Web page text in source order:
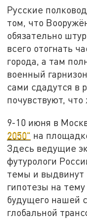
Русские
том, что
обязательно
всего отогнать
города, а там
военный
сами сдадутся в
почувствуют,
9-10 июня в
2050" на
Здесь ведущие
футурологи
темы и
гипотезы на
будущего нашей
глобальной